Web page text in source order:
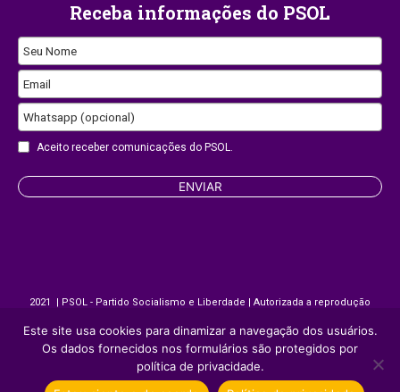
Receba informações do PSOL
Website
URL
Seu Nome
Email
Whatsapp (opcional)
Aceito receber comunicações do PSOL.
ENVIAR
2021 | PSOL - Partido Socialismo e Liberdade | Autorizada a reprodução
desde que citada a fonte.
Site desenvolvido porAppmobi
Este site usa cookies para dinamizar a navegação dos usuários.
Os dados fornecidos nos formulários são protegidos por
política de privacidade.